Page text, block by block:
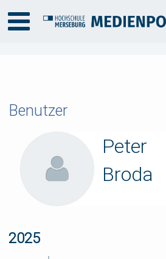
Benutzer
Peter
Broda
2025